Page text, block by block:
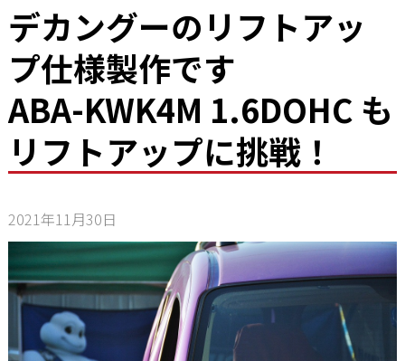
レッドポイントパーツ
その他サービス
店舗案内
工場通信
お問い合わせ
デカングーのリフトアッ
プ仕様製作です
ABA-KWK4M 1.6DOHC も
リフトアップに挑戦！
2021年11月30日